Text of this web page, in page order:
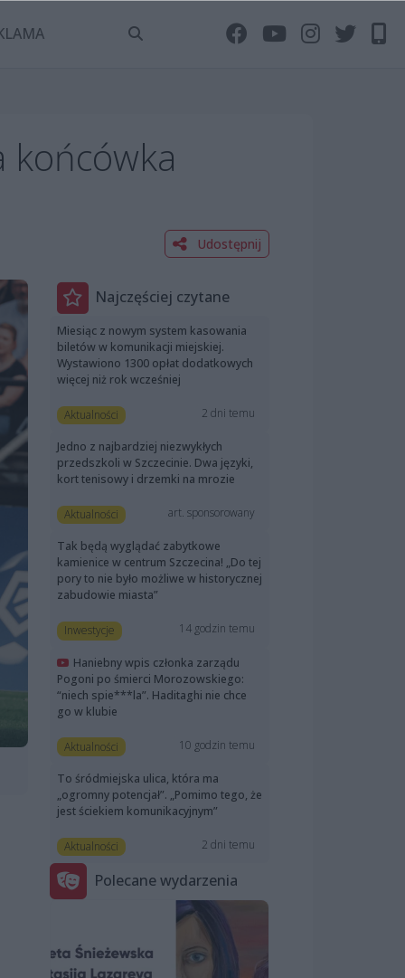
końcówka
Udostępnij
Najczęściej czytane
Miesiąc z nowym system kasowania
biletów w komunikacji miejskiej.
Wystawiono 1300 opłat dodatkowych
więcej niż rok wcześniej
Aktualności 2 dni temu
Jedno z najbardziej niezwykłych
przedszkoli w Szczecinie. Dwa języki,
kort tenisowy i drzemki na mrozie
Aktualności art. sponsorowany
Tak będą wyglądać zabytkowe
kamienice w centrum Szczecina! „Do tej
pory to nie było możliwe w historycznej
zabudowie miasta”
Inwestycje 14 godzin temu
Haniebny wpis członka zarządu
Pogoni po śmierci Morozowskiego:
“niech spie***la”. Haditaghi nie chce
go w klubie
Aktualności 10 godzin temu
To śródmiejska ulica, która ma
„ogromny potencjał”. „Pomimo tego, że
jest ściekiem komunikacyjnym”
Aktualności 2 dni temu
Polecane wydarzenia